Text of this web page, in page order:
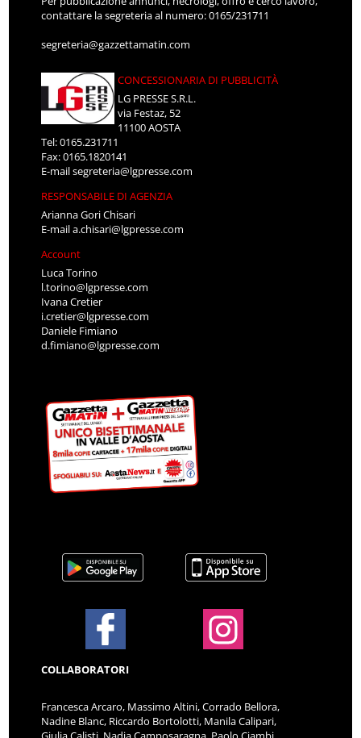
contattare la segreteria al numero: 0165/231711
segreteria@gazzettamatin.com
CONCESSIONARIA DI PUBBLICITÀ
LG PRESSE S.R.L.
via Festaz, 52
11100 AOSTA
Tel: 0165.231711
Fax: 0165.1820141
E-mailsegreteria@lgpresse.com
RESPONSABILE DI AGENZIA
Arianna Gori Chisari
E-maila.chisari@lgpresse.com
Account
Luca Torino
l.torino@lgpresse.com
Ivana Cretier
i.cretier@lgpresse.com
Daniele Fimiano
d.fimiano@lgpresse.com
COLLABORATORI
Francesca Arcaro, Massimo Altini, Corrado Bellora,
Nadine Blanc, Riccardo Bortolotti, Manila Calipari,